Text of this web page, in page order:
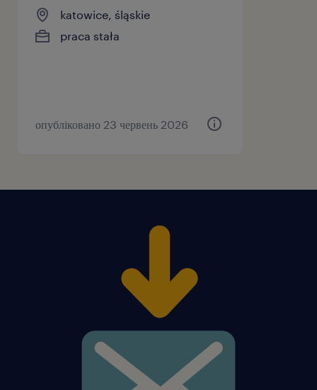
katowice, śląskie
praca stała
опубліковано 23 червень 2026